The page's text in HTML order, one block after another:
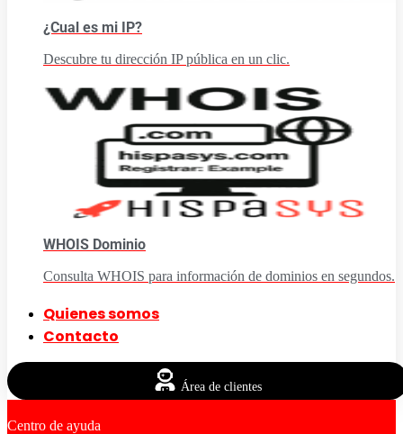
¿Cual es mi IP?
Descubre tu dirección IP pública en un clic.
WHOIS Dominio
Consulta WHOIS para información de dominios en segundos.
Quienes somos
Contacto
Área de clientes
Centro de ayuda